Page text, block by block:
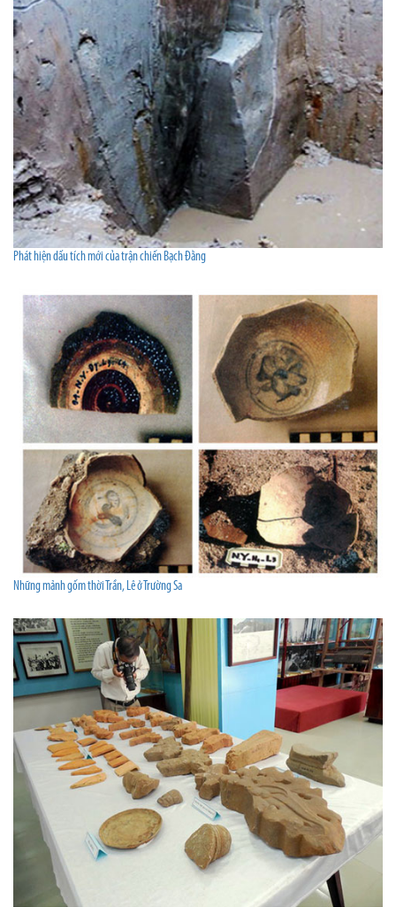
Phát hiện dấu tích mới của trận chiến Bạch Đằng
Những mảnh gốm thời Trần, Lê ở Trường Sa